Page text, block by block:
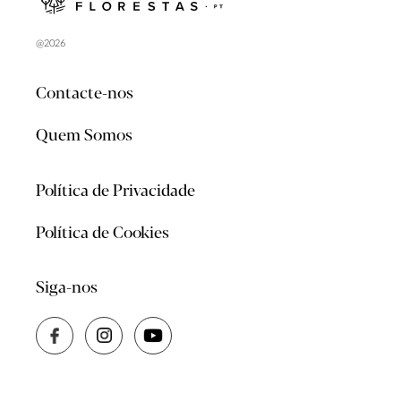
@2026
Contacte-nos
Quem Somos
Política de Privacidade
Política de Cookies
Siga-nos